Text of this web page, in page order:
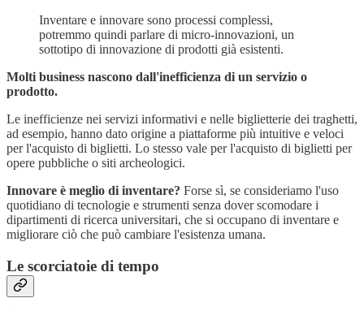
Inventare e innovare sono processi complessi,
potremmo quindi parlare di micro-innovazioni, un
sottotipo di innovazione di prodotti già esistenti.
Molti business nascono dall'inefficienza di un servizio o
prodotto.
Le inefficienze nei servizi informativi e nelle biglietterie dei traghetti,
ad esempio, hanno dato origine a piattaforme più intuitive e veloci
per l'acquisto di biglietti. Lo stesso vale per l'acquisto di biglietti per
opere pubbliche o siti archeologici.
Innovare è meglio di inventare? Forse sì, se consideriamo l'uso
quotidiano di tecnologie e strumenti senza dover scomodare i
dipartimenti di ricerca universitari, che si occupano di inventare e
migliorare ciò che può cambiare l'esistenza umana.
Le scorciatoie di tempo